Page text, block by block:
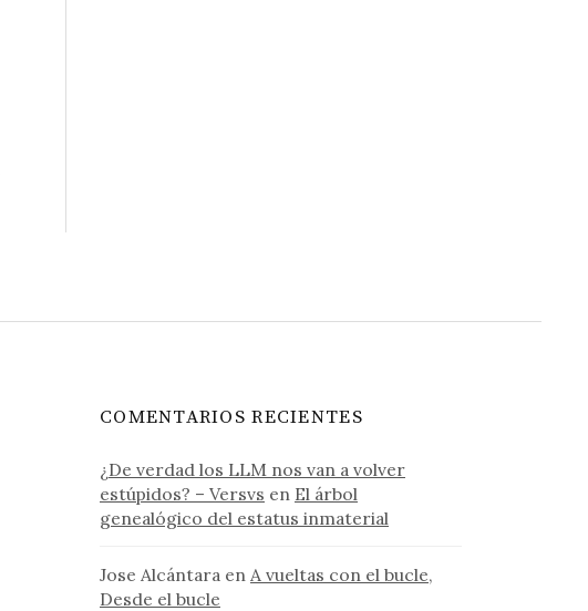
COMENTARIOS RECIENTES
¿De verdad los LLM nos van a volver
estúpidos? – Versvs en El árbol
genealógico del estatus inmaterial
Jose Alcántara en A vueltas con el bucle,
Desde el bucle